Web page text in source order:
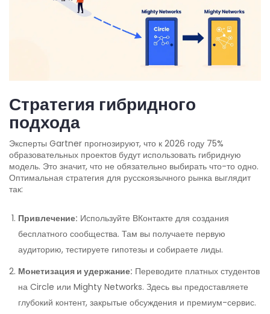
Стратегия гибридного
подхода
Эксперты Gartner прогнозируют, что к 2026 году 75%
образовательных проектов будут использовать гибридную
модель. Это значит, что не обязательно выбирать что-то одно.
Оптимальная стратегия для русскоязычного рынка выглядит
так:
Привлечение: Используйте ВКонтакте для создания
бесплатного сообщества. Там вы получаете первую
аудиторию, тестируете гипотезы и собираете лиды.
Монетизация и удержание: Переводите платных студентов
на Circle или Mighty Networks. Здесь вы предоставляете
глубокий контент, закрытые обсуждения и премиум-сервис.